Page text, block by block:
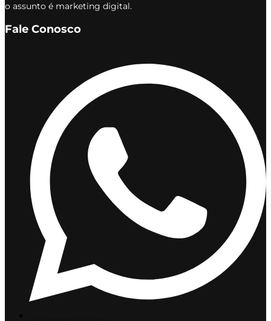
o assunto é marketing digital.
Fale Conosco